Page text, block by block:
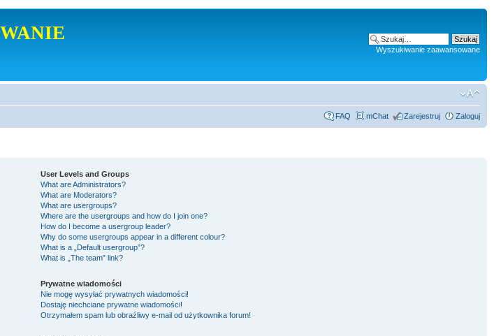
Wyszukiwanie zaawansowane
FAQ mChat Zarejestruj Zaloguj
User Levels and Groups
What are Administrators?
What are Moderators?
What are usergroups?
Where are the usergroups and how do I join one?
How do I become a usergroup leader?
Why do some usergroups appear in a different colour?
What is a „Default usergroup”?
What is „The team” link?
Prywatne wiadomości
Nie mogę wysyłać prywatnych wiadomości!
Dostaję niechciane prywatne wiadomości!
Otrzymałem spam lub obraźliwy e-mail od użytkownika forum!